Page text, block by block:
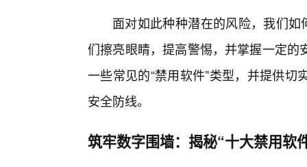
面对如此种种潜在的风险，我们如
们擦亮眼睛，提高警惕，并掌握一定
一些常见的“禁用软件”类型，并提供
安全防线。
筑牢数字围墙：揭秘“十大禁用软